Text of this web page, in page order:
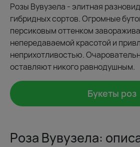
Розы Вувузела - элитная
гибридных сортов. Огромные
персиковым оттенком
непередаваемой красотой и
неприхотливостью.
оставляют никого равнодушным.
Букеты роз
Роза Вувузела: